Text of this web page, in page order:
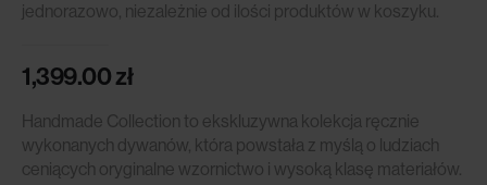
jednorazowo, niezależnie od ilości produktów w koszyku.
1,399.00zł
Handmade Collection to ekskluzywna kolekcja ręcznie
wykonanych dywanów, która powstała z myślą o ludziach
ceniących oryginalne wzornictwo i wysoką klasę materiałów.